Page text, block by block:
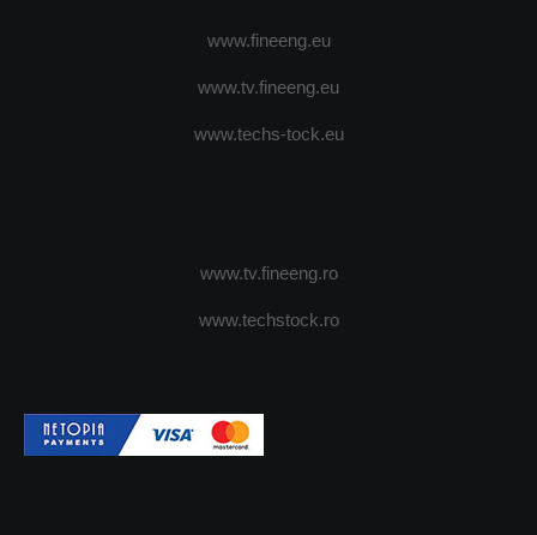
www.fineeng.eu
www.tv.fineeng.eu
www.techs-tock.eu
www.tv.fineeng.ro
www.techstock.ro